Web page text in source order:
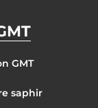
GMT
saphir